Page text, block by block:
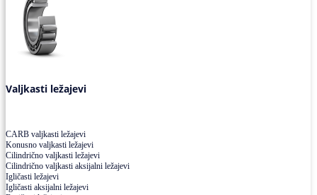
Valjkasti ležajevi
CARB valjkasti ležajevi
Konusno valjkasti ležajevi
Cilindrično valjkasti ležajevi
Cilindrično valjkasti aksijalni ležajevi
Igličasti ležajevi
Igličasti aksijalni ležajevi